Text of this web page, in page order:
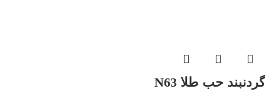
گردنبند حب طلا N63